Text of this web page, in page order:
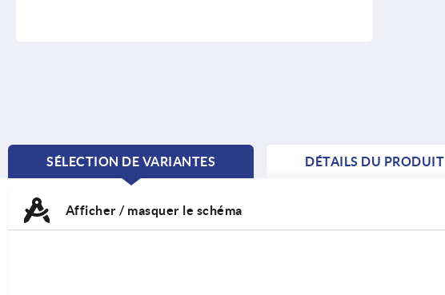
SÉLECTION DE VARIANTES
CURRENT
DÉTAILS DU PRODUIT
Afficher / masquer le schéma